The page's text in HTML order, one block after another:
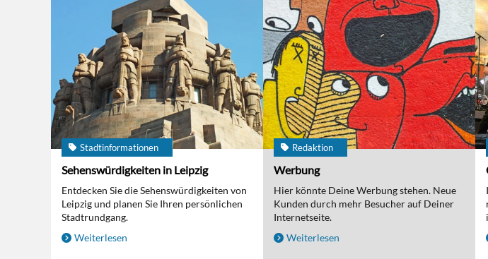
Stadtinformationen
Sehenswürdigkeiten in Leipzig
Entdecken Sie die Sehenswürdigkeiten von
Leipzig und planen Sie Ihren persönlichen
Stadtrundgang.
Weiterlesen
Redaktion
Werbung
Hier könnte Deine Werbung stehen. Neue
Kunden durch mehr Besucher auf Deiner
Internetseite.
Weiterlesen